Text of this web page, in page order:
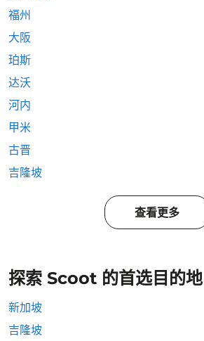
福州
大阪
珀斯
达沃
河内
甲米
古晋
吉隆坡
查看更多
探索 Scoot 的首选目的地
新加坡
吉隆坡